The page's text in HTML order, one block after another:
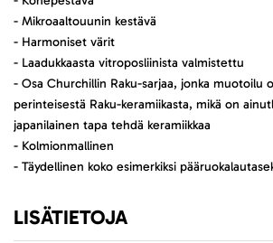
- Mikroaaltouunin kestävä
- Harmoniset värit
- Laadukkaasta vitroposliinista valmistettu
- Osa Churchillin Raku-sarjaa, jonka muotoilu
perinteisestä Raku-keramiikasta, mikä on
japanilainen tapa tehdä keramiikkaa
- Kolmionmallinen
- Täydellinen koko esimerkiksi
LISÄTIETOJA